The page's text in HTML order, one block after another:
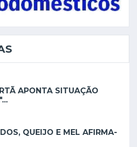
APONTA SITUAÇÃO
QUEIJO E MEL AFIRMA-